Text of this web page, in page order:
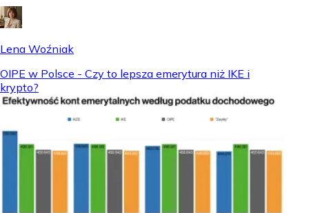
Lena Woźniak
OIPE w Polsce - Czy to lepsza emerytura niż IKE i
krypto?